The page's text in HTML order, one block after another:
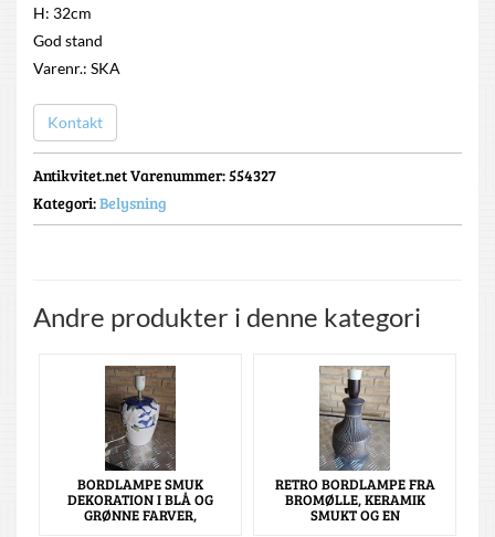
H: 32cm
God stand
Varenr.: SKA
Kontakt
Antikvitet.net Varenummer: 554327
Kategori:Belysning
Andre produkter i denne kategori
BORDLAMPE SMUK
DEKORATION I BLÅ OG
GRØNNE FARVER,
RETRO BORDLAMPE FRA
BROMØLLE, KERAMIK
SMUKT OG EN